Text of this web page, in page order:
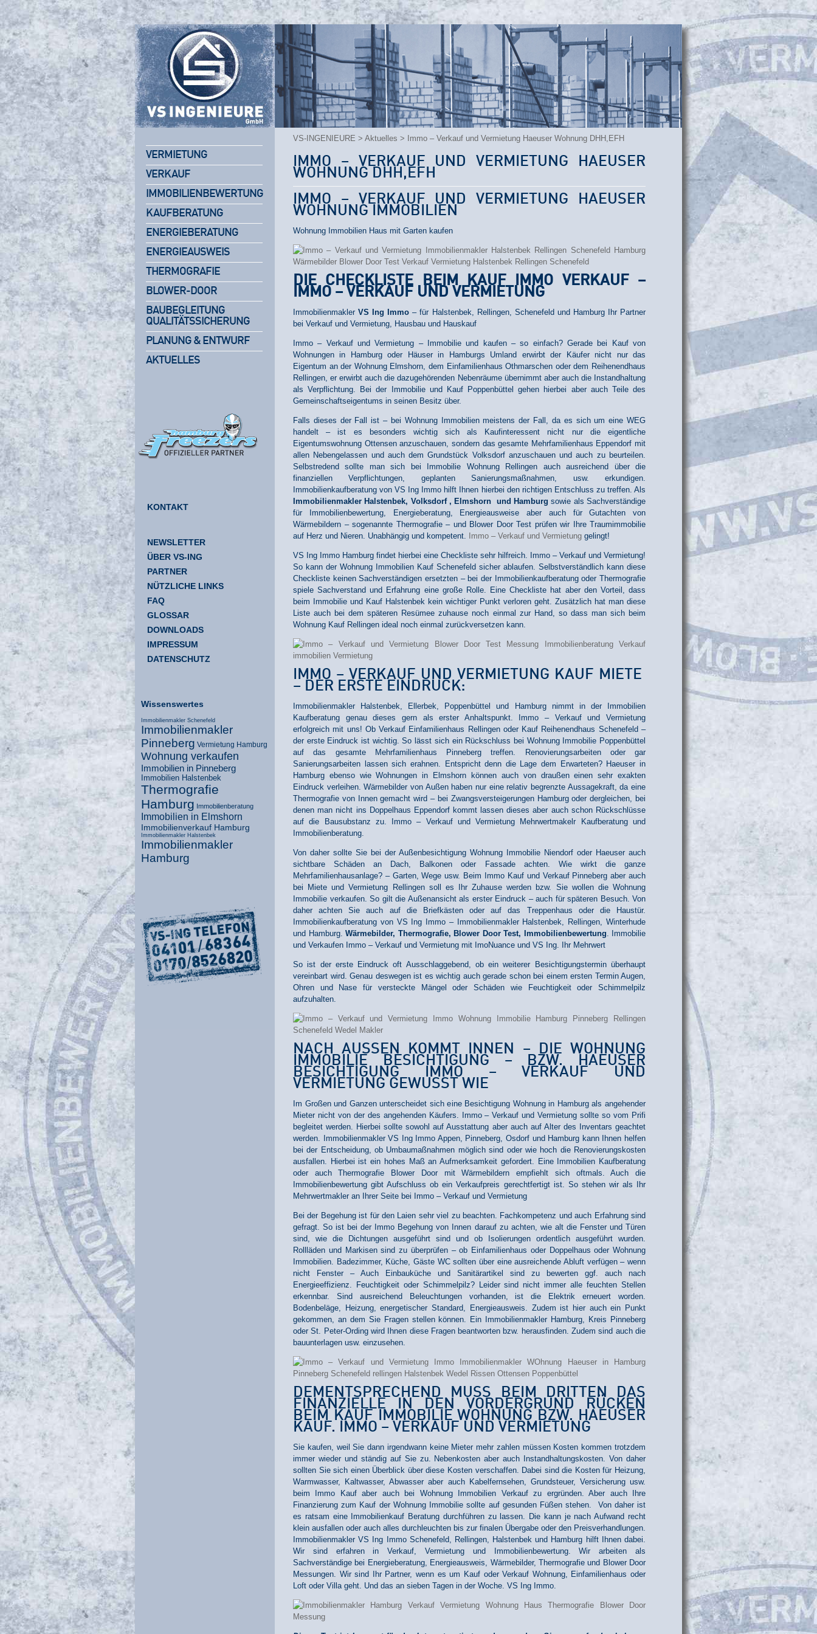
VS-INGENIEURE > Aktuelles > Immo – Verkauf und Vermietung Haeuser Wohnung DHH,EFH
IMMO – VERKAUF UND VERMIETUNG HAEUSER
WOHNUNG DHH,EFH
IMMO – VERKAUF UND VERMIETUNG HAEUSER
WOHNUNG IMMOBILIEN
Wohnung Immobilien Haus mit Garten kaufen
DIE CHECKLISTE BEIM KAUF IMMO VERKAUF –
IMMO – VERKAUF UND VERMIETUNG
ImmobilienmaklerVS Ing Immo – für Halstenbek, Rellingen, Schenefeld und Hamburg Ihr Partner
bei Verkauf und Vermietung, Hausbau und Hauskauf
Immo – Verkauf und Vermietung – Immobilie und kaufen – so einfach? Gerade bei Kauf von
Wohnungen in Hamburg oder Häuser in Hamburgs Umland erwirbt der Käufer nicht nur das
Eigentum an der Wohnung Elmshorn, dem Einfamilienhaus Othmarschen oder dem Reihenendhaus
Rellingen, er erwirbt auch die dazugehörenden Nebenräume übernimmt aber auch die Instandhaltung
als Verpflichtung. Bei der Immobilie und Kauf Poppenbüttel gehen hierbei aber auch Teile des
Gemeinschaftseigentums in seinen Besitz über.
Falls dieses der Fall ist – bei Wohnung Immobilien meistens der Fall, da es sich um eine WEG
handelt – ist es besonders wichtig sich als Kaufinteressent nicht nur die eigentliche
Eigentumswohnung Ottensen anzuschauen, sondern das gesamte Mehrfamilienhaus Eppendorf mit
allen Nebengelassen und auch dem Grundstück Volksdorf anzuschauen und auch zu beurteilen.
Selbstredend sollte man sich bei Immobilie Wohnung Rellingen auch ausreichend über die
finanziellen Verpflichtungen, geplanten Sanierungsmaßnahmen, usw. erkundigen.
Immobilienkaufberatung von VS Ing Immo hilft Ihnen hierbei den richtigen Entschluss zu treffen. Als
Immobilienmakler Halstenbek, Volksdorf , Elmshorn und Hamburg sowie als Sachverständige
für Immobilienbewertung, Energieberatung, Energieausweise aber auch für Gutachten von
Wärmebildern – sogenannte Thermografie – und Blower Door Test prüfen wir Ihre Traumimmobilie
auf Herz und Nieren. Unabhängig und kompetent.
Immo – Verkauf und Vermietung gelingt!
VS Ing Immo Hamburg findet hierbei eine Checkliste sehr hilfreich. Immo – Verkauf und Vermietung!
So kann der Wohnung Immobilien Kauf Schenefeld sicher ablaufen. Selbstverständlich kann diese
Checkliste keinen Sachverständigen ersetzten – bei der Immobilienkaufberatung oder Thermografie
spiele Sachverstand und Erfahrung eine große Rolle. Eine Checkliste hat aber den Vorteil, dass
beim Immobilie und Kauf Halstenbek kein wichtiger Punkt verloren geht. Zusätzlich hat man diese
Liste auch bei dem späteren Resümee zuhause noch einmal zur Hand, so dass man sich beim
Wohnung Kauf Rellingen ideal noch einmal zurückversetzen kann.
IMMO – VERKAUF UND VERMIETUNG KAUF MIETE
– DER ERSTE EINDRUCK:
Immobilienmakler Halstenbek, Ellerbek, Poppenbüttel und Hamburg nimmt in der Immobilien
Kaufberatung genau dieses gern als erster Anhaltspunkt. Immo – Verkauf und Vermietung
erfolgreich mit uns! Ob Verkauf Einfamilienhaus Rellingen oder Kauf Reihenendhaus Schenefeld –
der erste Eindruck ist wichtig. So lässt sich ein Rückschluss bei Wohnung Immobilie Poppenbüttel
auf das gesamte Mehrfamilienhaus Pinneberg treffen. Renovierungsarbeiten oder gar
Sanierungsarbeiten lassen sich erahnen. Entspricht denn die Lage dem Erwarteten? Haeuser in
Hamburg ebenso wie Wohnungen in Elmshorn können auch von draußen einen sehr exakten
Eindruck verleihen. Wärmebilder von Außen haben nur eine relativ begrenzte Aussagekraft, da eine
Thermografie von Innen gemacht wird – bei Zwangsversteigerungen Hamburg oder dergleichen, bei
denen man nicht ins Doppelhaus Eppendorf kommt lassen dieses aber auch schon Rückschlüsse
auf die Bausubstanz zu. Immo – Verkauf und Vermietung Mehrwertmakelr Kaufberatung und
Immobilienberatung.
Von daher sollte Sie bei der Außenbesichtigung Wohnung Immobilie Niendorf oder Haeuser auch
sichtbare Schäden an Dach, Balkonen oder Fassade achten. Wie wirkt die ganze
Mehrfamilienhausanlage? – Garten, Wege usw. Beim Immo Kauf und Verkauf Pinneberg aber auch
bei Miete und Vermietung Rellingen soll es Ihr Zuhause werden bzw. Sie wollen die Wohnung
Immobilie verkaufen. So gilt die Außenansicht als erster Eindruck – auch für späteren Besuch. Von
daher achten Sie auch auf die Briefkästen oder auf das Treppenhaus oder die Haustür.
Immobilienkaufberatung von VS Ing Immo – Immobilienmakler Halstenbek, Rellingen, Winterhude
und Hamburg. Wärmebilder, Thermografie, Blower Door Test, Immobilienbewertung. Immobilie
und Verkaufen Immo – Verkauf und Vermietung mit ImoNuance und VS Ing. Ihr Mehrwert
So ist der erste Eindruck oft Ausschlaggebend, ob ein weiterer Besichtigungstermin überhaupt
vereinbart wird. Genau deswegen ist es wichtig auch gerade schon bei einem ersten Termin Augen,
Ohren und Nase für versteckte Mängel oder Schäden wie Feuchtigkeit oder Schimmelpilz
aufzuhalten.
NACH AUSSEN KOMMT INNEN – DIE WOHNUNG I
MMOBILIE BESICHTIGUNG – BZW. HAEUSER B
ESICHTIGUNG IMMO – VERKAUF UND V
ERMIETUNG GEWUSST WIE
Im Großen und Ganzen unterscheidet sich eine Besichtigung Wohnung in Hamburg als angehender
Mieter nicht von der des angehenden Käufers. Immo – Verkauf und Vermietung sollte so vom Prifi
begleitet werden. Hierbei sollte sowohl auf Ausstattung aber auch auf Alter des Inventars geachtet
werden. Immobilienmakler VS Ing Immo Appen, Pinneberg, Osdorf und Hamburg kann Ihnen helfen
bei der Entscheidung, ob Umbaumaßnahmen möglich sind oder wie hoch die Renovierungskosten
ausfallen. Hierbei ist ein hohes Maß an Aufmerksamkeit gefordert. Eine Immobilien Kaufberatung
oder auch Thermografie Blower Door mit Wärmebildern empfiehlt sich oftmals. Auch die
Immobilienbewertung gibt Aufschluss ob ein Verkaufpreis gerechtfertigt ist. So stehen wir als Ihr
Mehrwertmakler an Ihrer Seite bei Immo – Verkauf und Vermietung
Bei der Begehung ist für den Laien sehr viel zu beachten. Fachkompetenz und auch Erfahrung sind
gefragt. So ist bei der Immo Begehung von Innen darauf zu achten, wie alt die Fenster und Türen
sind, wie die Dichtungen ausgeführt sind und ob Isolierungen ordentlich ausgeführt wurden.
Rollläden und Markisen sind zu überprüfen – ob Einfamilienhaus oder Doppelhaus oder Wohnung
Immobilien. Badezimmer, Küche, Gäste WC sollten über eine ausreichende Abluft verfügen – wenn
nicht Fenster – Auch Einbauküche und Sanitärartikel sind zu bewerten ggf. auch nach
Energieeffizienz. Feuchtigkeit oder Schimmelpilz? Leider sind nicht immer alle feuchten Stellen
erkennbar. Sind ausreichend Beleuchtungen vorhanden, ist die Elektrik erneuert worden.
Bodenbeläge, Heizung, energetischer Standard, Energieausweis. Zudem ist hier auch ein Punkt
gekommen, an dem Sie Fragen stellen können. Ein Immobilienmakler Hamburg, Kreis Pinneberg
oder St. Peter-Ording wird Ihnen diese Fragen beantworten bzw. herausfinden. Zudem sind auch die
bauunterlagen usw. einzusehen.
DEMENTSPRECHEND MUSS BEIM DRITTEN DAS
FINANZIELLE IN DEN VORDERGRUND RÜCKEN
BEIM KAUF IMMOBILIE WOHNUNG BZW. HAEUSER
KAUF. IMMO – VERKAUF UND VERMIETUNG
Sie kaufen, weil Sie dann irgendwann keine Mieter mehr zahlen müssen Kosten kommen trotzdem
immer wieder und ständig auf Sie zu. Nebenkosten aber auch Instandhaltungskosten. Von daher
sollten Sie sich einen Überblick über diese Kosten verschaffen. Dabei sind die Kosten für Heizung,
Warmwasser, Kaltwasser, Abwasser aber auch Kabelfernsehen, Grundsteuer, Versicherung usw.
beim Immo Kauf aber auch bei Wohnung Immobilien Verkauf zu ergründen. Aber auch Ihre
Finanzierung zum Kauf der Wohnung Immobilie sollte auf gesunden Füßen stehen. Von daher ist
es ratsam eine Immobilienkauf Beratung durchführen zu lassen. Die kann je nach Aufwand recht
klein ausfallen oder auch alles durchleuchten bis zur finalen Übergabe oder den Preisverhandlungen.
Immobilienmakler VS Ing Immo Schenefeld, Rellingen, Halstenbek und Hamburg hilft Ihnen dabei.
Wir sind erfahren in Verkauf, Vermietung und Immobilienbewertung. Wir arbeiten als
Sachverständige bei Energieberatung, Energieausweis, Wärmebilder, Thermografie und Blower Door
Messungen. Wir sind Ihr Partner, wenn es um Kauf oder Verkauf Wohnung, Einfamilienhaus oder
Loft oder Villa geht. Und das an sieben Tagen in der Woche. VS Ing Immo.
VERMIETUNG
VERKAUF
IMMOBILIENBEWERTUNG
KAUFBERATUNG
ENERGIEBERATUNG
ENERGIEAUSWEIS
THERMOGRAFIE
BLOWER-DOOR
BAUBEGLEITUNG
QUALITÄTSSICHERUNG
PLANUNG & ENTWURF
AKTUELLES
KONTAKT
NEWSLETTER
ÜBER VS-ING
PARTNER
NÜTZLICHE LINKS
FAQ
GLOSSAR
DOWNLOADS
IMPRESSUM
DATENSCHUTZ
Wissenswertes
Immobilienmakler Schenefeld
Immobilienmakler
Pinneberg Vermietung Hamburg
Wohnung verkaufen
Immobilien in Pinneberg
Immobilien Halstenbek
Thermografie
Hamburg Immobilienberatung
Immobilien in Elmshorn
Immobilienverkauf Hamburg
Immobilienmakler Halstenbek
Immobilienmakler
Hamburg